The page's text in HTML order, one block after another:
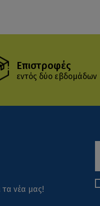
Επιστροφές
εντός δύο εβδομάδων
νέα μας!